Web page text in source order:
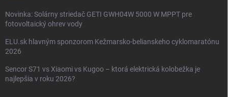
Novinka: Solárny striedač GETI GWH04W 5000 W MPPT pre
fotovoltaický ohrev vody
ELU.sk hlavným sponzorom Kežmarsko-belianskeho cyklomaratónu
2026
Sencor S71 vs Xiaomi vs Kugoo – ktorá elektrická kolobežka je
najlepšia v roku 2026?